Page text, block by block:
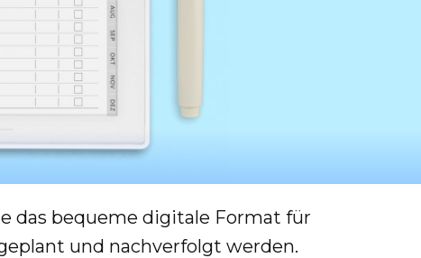
das bequeme digitale Format für
und nachverfolgt werden.